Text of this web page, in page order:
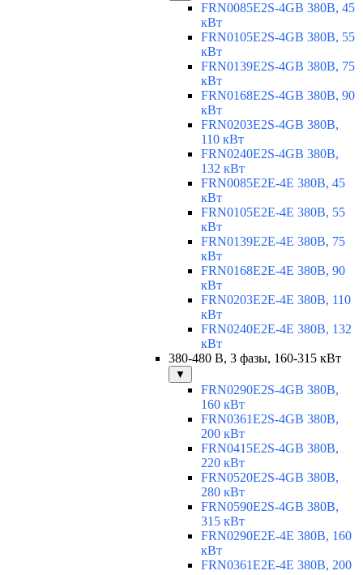
FRN0085E2S-4GB 380В, 45
кВт
FRN0105E2S-4GB 380В, 55
кВт
FRN0139E2S-4GB 380В, 75
кВт
FRN0168E2S-4GB 380В, 90
кВт
FRN0203E2S-4GB 380В,
110 кВт
FRN0240E2S-4GB 380В,
132 кВт
FRN0085E2E-4E 380В, 45
кВт
FRN0105E2E-4E 380В, 55
кВт
FRN0139E2E-4E 380В, 75
кВт
FRN0168E2E-4E 380В, 90
кВт
FRN0203E2E-4E 380В, 110
кВт
FRN0240E2E-4E 380В, 132
кВт
380-480 В, 3 фазы, 160-315 кВт
▼
FRN0290E2S-4GB 380В,
160 кВт
FRN0361E2S-4GB 380В,
200 кВт
FRN0415E2S-4GB 380В,
220 кВт
FRN0520E2S-4GB 380В,
280 кВт
FRN0590E2S-4GB 380В,
315 кВт
FRN0290E2E-4E 380В, 160
кВт
FRN0361E2E-4E 380В, 200